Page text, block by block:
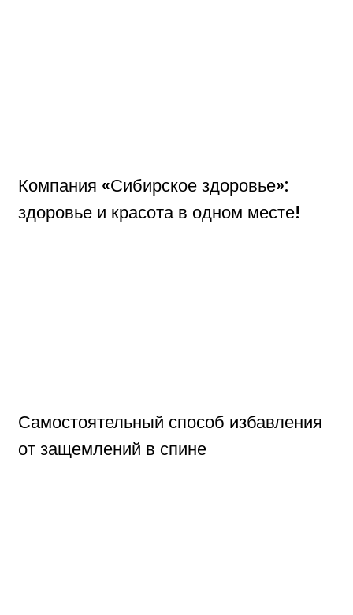
Компания «Сибирское здоровье»:
здоровье и красота в одном месте!
Самостоятельный способ избавления
от защемлений в спине